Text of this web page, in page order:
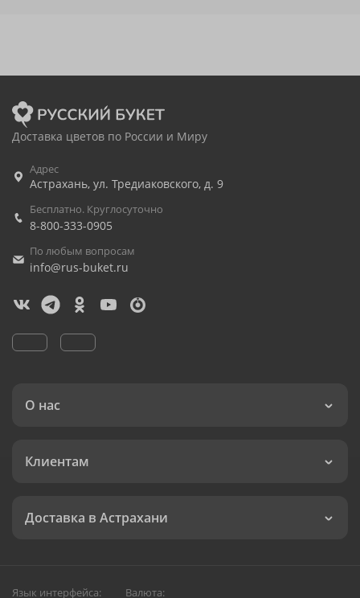
Доставка цветов по России и Миру
Адрес
Астрахань, ул. Тредиаковского, д. 9
Бесплатно. Круглосуточно
8-800-333-0905
По любым вопросам
info@rus-buket.ru
О нас
Клиентам
Доставка в Астрахани
Язык интерфейса: Валюта: